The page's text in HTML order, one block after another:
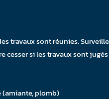
travaux sont réunies.
si les travaux sont
(amiante, plomb)